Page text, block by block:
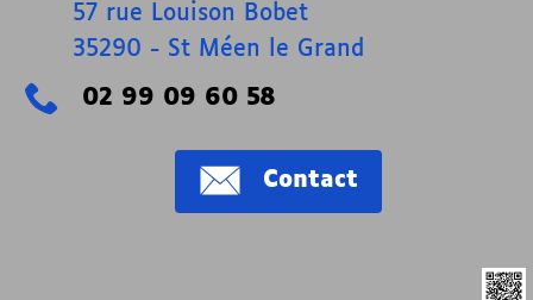
57 rue Louison Bobet
35290 - St Méen le Grand
02 99 09 60 58
Contact